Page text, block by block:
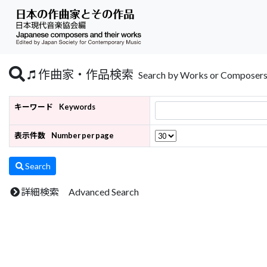
作曲家・作品検索 Search by Works or Composers
キーワード Keywords
表示件数 Number per page
Search
詳細検索 Advanced Search